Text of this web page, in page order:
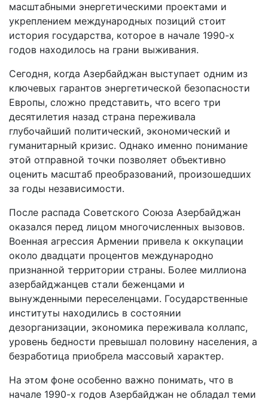
масштабными энергетическими проектами и
укреплением международных позиций стоит
история государства, которое в начале 1990-х
годов находилось на грани выживания.
Сегодня, когда Азербайджан выступает одним из
ключевых гарантов энергетической безопасности
Европы, сложно представить, что всего три
десятилетия назад страна переживала
глубочайший политический, экономический и
гуманитарный кризис. Однако именно понимание
этой отправной точки позволяет объективно
оценить масштаб преобразований, произошедших
за годы независимости.
После распада Советского Союза Азербайджан
оказался перед лицом многочисленных вызовов.
Военная агрессия Армении привела к оккупации
около двадцати процентов международно
признанной территории страны. Более миллиона
азербайджанцев стали беженцами и
вынужденными переселенцами. Государственные
институты находились в состоянии
дезорганизации, экономика переживала коллапс,
уровень бедности превышал половину населения, а
безработица приобрела массовый характер.
На этом фоне особенно важно понимать, что в
начале 1990-х годов Азербайджан не обладал теми